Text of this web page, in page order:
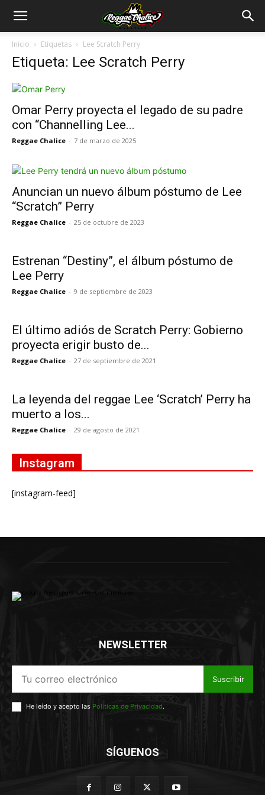
Inicio Etiquetas Lee Scratch Perry
Etiqueta: Lee Scratch Perry
Omar Perry proyecta el legado de su padre
con “Channelling Lee...
Reggae Chalice - 7 de marzo de 2025
Anuncian un nuevo álbum póstumo de Lee
“Scratch” Perry
Reggae Chalice - 25 de octubre de 2023
Estrenan “Destiny”, el álbum póstumo de
Lee Perry
Reggae Chalice - 9 de septiembre de 2023
El último adiós de Scratch Perry: Gobierno
proyecta erigir busto de...
Reggae Chalice - 27 de septiembre de 2021
La leyenda del reggae Lee ‘Scratch’ Perry ha
muerto a los...
Reggae Chalice - 29 de agosto de 2021
Instagram
[instagram-feed]
NEWSLETTER
Suscribir
He leído y acepto las Políticas de Privacidad.
SÍGUENOS